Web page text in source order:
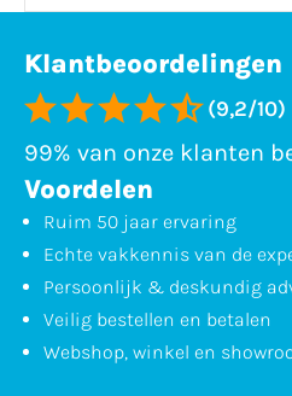
Klantbeoordelingen
(9,2/10)
99% van onze klanten
Voordelen
Ruim 50 jaar ervaring
Echte vakkennis van de
Persoonlijk & deskundig
Veilig bestellen en betalen
Webshop, winkel en